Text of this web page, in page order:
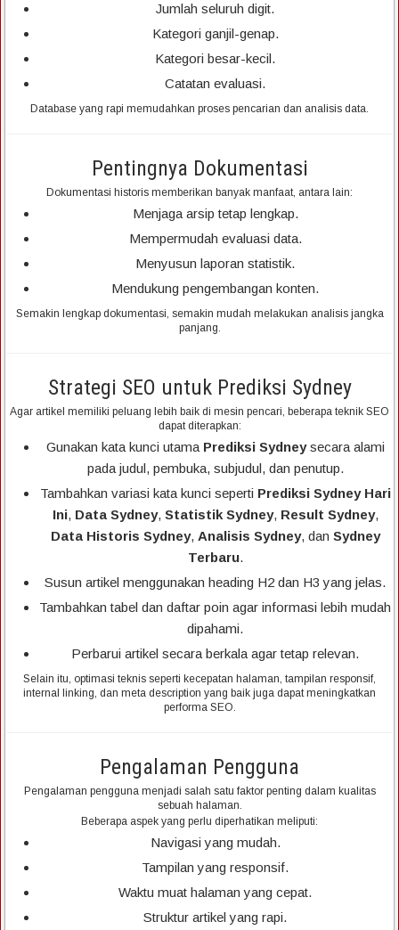
Jumlah seluruh digit.
Kategori ganjil-genap.
Kategori besar-kecil.
Catatan evaluasi.
Database yang rapi memudahkan proses pencarian dan analisis data.
Pentingnya Dokumentasi
Dokumentasi historis memberikan banyak manfaat, antara lain:
Menjaga arsip tetap lengkap.
Mempermudah evaluasi data.
Menyusun laporan statistik.
Mendukung pengembangan konten.
Semakin lengkap dokumentasi, semakin mudah melakukan analisis jangka
panjang.
Strategi SEO untuk Prediksi Sydney
Agar artikel memiliki peluang lebih baik di mesin pencari, beberapa teknik SEO
dapat diterapkan:
Gunakan kata kunci utama Prediksi Sydneysecara alami
pada judul, pembuka, subjudul, dan penutup.
Tambahkan variasi kata kunci seperti Prediksi Sydney Hari
Ini, Data Sydney, Statistik Sydney, Result Sydney,
Data Historis Sydney, Analisis Sydney, dan Sydney
Terbaru.
Susun artikel menggunakan heading H2 dan H3 yang jelas.
Tambahkan tabel dan daftar poin agar informasi lebih mudah
dipahami.
Perbarui artikel secara berkala agar tetap relevan.
Selain itu, optimasi teknis seperti kecepatan halaman, tampilan responsif,
internal linking, dan meta description yang baik juga dapat meningkatkan
performa SEO.
Pengalaman Pengguna
Pengalaman pengguna menjadi salah satu faktor penting dalam kualitas
sebuah halaman.
Beberapa aspek yang perlu diperhatikan meliputi:
Navigasi yang mudah.
Tampilan yang responsif.
Waktu muat halaman yang cepat.
Struktur artikel yang rapi.